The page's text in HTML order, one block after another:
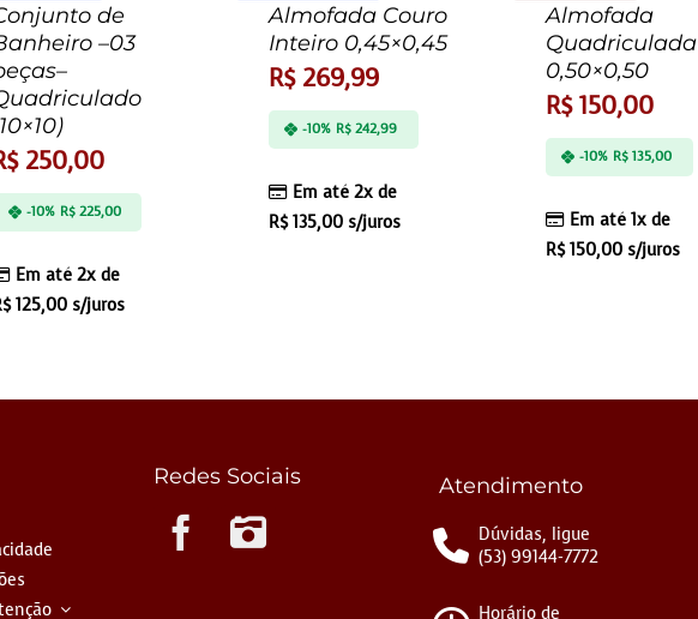
de
–03
250,00
Em até 2x de
125,00 s/juros
-10% R$225,00
Almofada Couro
Inteiro 0,45×0,45
R$269,99
Em até 2x de
R$135,00s/juros
-10% R$ 242,99
Almofada
Quadriculada
0,50×0,50
R$150,00
Em até 1x de
R$150,00s/juros
-10% R$ 135,00
Redes Sociais Atendimento
Dúvidas, ligue
(53) 99144-7772
Horário de